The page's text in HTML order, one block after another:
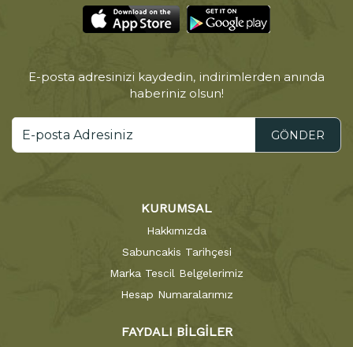
E-posta adresinizi kaydedin, indirimlerden anında
haberiniz olsun!
GÖNDER
KURUMSAL
Hakkımızda
Sabuncakis Tarihçesi
Marka Tescil Belgelerimiz
Hesap Numaralarımız
FAYDALI BİLGİLER